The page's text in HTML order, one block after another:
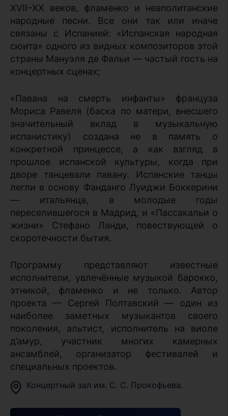
XVII–ХХ веков, фламенко и неаполитанские
народные песни. Все они так или иначе
связаны с Испанией: «Испанская народная
сюита» одного из видных композиторов этой
страны Мануэля де Фальи — частый гость на
концертных сценах;
«Павана на смерть инфанты» француза
Мориса Равеля (баска по матери, внесшего
значительный вклад в музыкальную
испанистику) создана не в память о
конкретной принцессе, а как взгляд в
прошлое испанской культуры, когда при
дворе танцевали павану. Испанские танцы
легли в основу Фанданго Луиджи Боккерини
— итальянца, в молодые годы
переселившегося в Мадрид, и «Пассакальи о
жизни» Стефано Ланди, повествующей о
скоротечности бытия.
Программу представляют известные
исполнители, увлечённые музыкой барокко,
этникой, фламенко и не только. Автор
проекта — Сергей Полтавский — один из
наиболее заметных музыкантов своего
поколения, альтист, исполнитель на виоле
д’амур, участник многих камерных
ансамблей, организатор фестивалей и
специальных проектов.
Концертный зал им. С. С. Прокофьева.